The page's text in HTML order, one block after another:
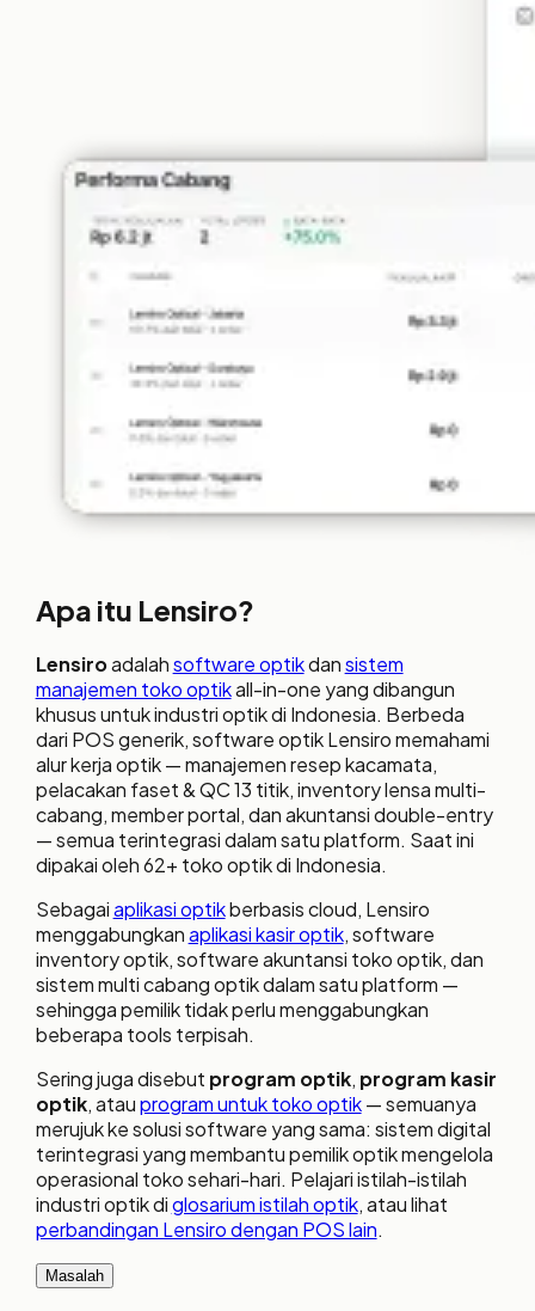
Apa itu Lensiro?
Lensiroadalahsoftware optikdansistem
manajemen toko optikall-in-one yang dibangun
khusus untuk industri optik di Indonesia. Berbeda
dari POS generik, software optik Lensiro memahami
alur kerja optik — manajemen resep kacamata,
pelacakan faset & QC 13 titik, inventory lensa multi-
cabang, member portal, dan akuntansi double-entry
— semua terintegrasi dalam satu platform. Saat ini
dipakai oleh 62+ toko optik di Indonesia.
Sebagaiaplikasi optikberbasis cloud, Lensiro
menggabungkanaplikasi kasir optik, software
inventory optik, software akuntansi toko optik, dan
sistem multi cabang optik dalam satu platform —
sehingga pemilik tidak perlu menggabungkan
beberapa tools terpisah.
Sering juga disebut program optik, program kasir
optik, atauprogram untuk toko optik — semuanya
merujuk ke solusi software yang sama: sistem digital
terintegrasi yang membantu pemilik optik mengelola
operasional toko sehari-hari. Pelajari istilah-istilah
industri optik diglosarium istilah optik, atau lihat
perbandingan Lensiro dengan POS lain.
Masalah